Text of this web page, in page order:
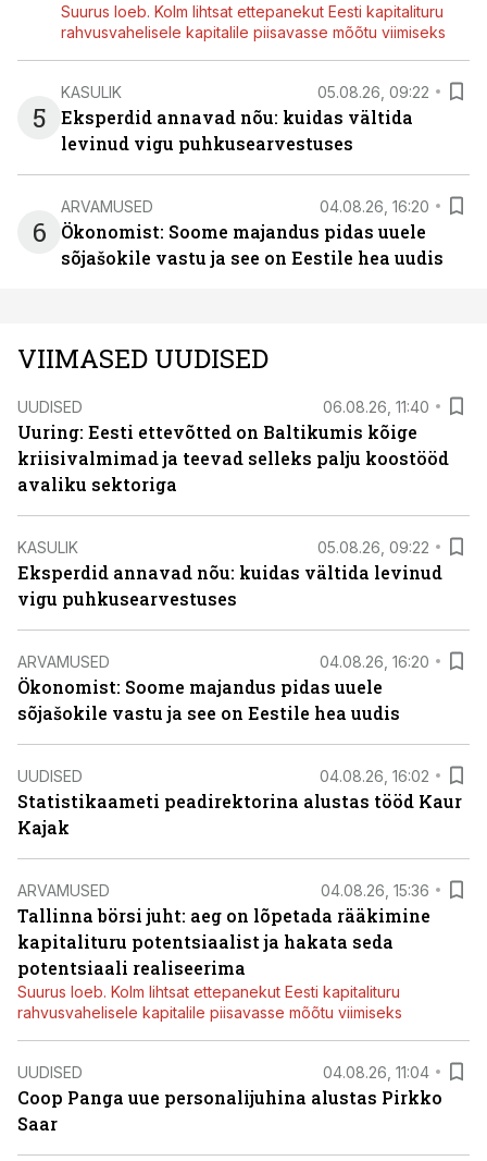
Suurus loeb. Kolm lihtsat ettepanekut Eesti kapitalituru
rahvusvahelisele kapitalile piisavasse mõõtu viimiseks
5
KASULIK 05.08.26, 09:22
Eksperdid annavad nõu: kuidas vältida
levinud vigu puhkusearvestuses
6
ARVAMUSED 04.08.26, 16:20
Ökonomist: Soome majandus pidas uuele
sõjašokile vastu ja see on Eestile hea uudis
VIIMASED UUDISED
UUDISED 06.08.26, 11:40
Uuring: Eesti ettevõtted on Baltikumis kõige
kriisivalmimad ja teevad selleks palju koostööd
avaliku sektoriga
KASULIK 05.08.26, 09:22
Eksperdid annavad nõu: kuidas vältida levinud
vigu puhkusearvestuses
ARVAMUSED 04.08.26, 16:20
Ökonomist: Soome majandus pidas uuele
sõjašokile vastu ja see on Eestile hea uudis
UUDISED 04.08.26, 16:02
Statistikaameti peadirektorina alustas tööd Kaur
Kajak
ARVAMUSED 04.08.26, 15:36
Tallinna börsi juht: aeg on lõpetada rääkimine
kapitalituru potentsiaalist ja hakata seda
potentsiaali realiseerima
Suurus loeb. Kolm lihtsat ettepanekut Eesti kapitalituru
rahvusvahelisele kapitalile piisavasse mõõtu viimiseks
UUDISED 04.08.26, 11:04
Coop Panga uue personalijuhina alustas Pirkko
Saar